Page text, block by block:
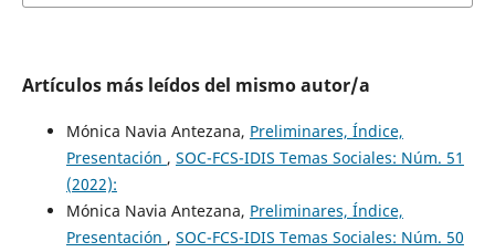
Artículos más leídos del mismo autor/a
Mónica Navia Antezana, Preliminares, Índice,
Presentación , SOC-FCS-IDIS Temas Sociales: Núm. 51
(2022):
Mónica Navia Antezana, Preliminares, Índice,
Presentación , SOC-FCS-IDIS Temas Sociales: Núm. 50